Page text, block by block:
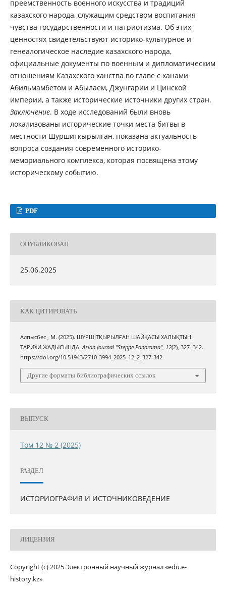
преемственность военного искусства и традиций
казахского народа, служащим средством воспитания
чувства государственности и патриотизма. Об этих
ценностях свидетельствуют историко-культурное и
генеалогическое наследие казахского народа,
официальные документы по военным и дипломатическим
отношениям Казахского ханства во главе с ханами
Абильмамбетом и Абылаем, Джунгарии и Цинской
империи, а также исторические источники других стран.
Заключение. В ходе исследований были вновь
локализованы исторические точки места битвы в
местности Шуршиткырылган, показана актуальность
вопроса создания современного историко-
мемориального комплекса, которая посвящена этому
историческому событию.
PDF
ОПУБЛИКОВАН
25.06.2025
КАК ЦИТИРОВАТЬ
Алпысбес , М. (2025). ШҮРШІТҚЫРЫЛҒАН ШАЙҚАСЫ ХАЛЫҚТЫҢ
ТАРИХИ ЖАДЫСЫНДА.Asian Journal "Steppe Panorama", 12(2), 327–342.
https://doi.org/10.51943/2710-3994_2025_12_2_327-342
Другие форматы библиографических ссылок
ВЫПУСК
Том 12 № 2 (2025)
РАЗДЕЛ
ИСТОРИОГРАФИЯ И ИСТОЧНИКОВЕДЕНИЕ
ЛИЦЕНЗИЯ
Copyright (c) 2025 Электронный научный журнал «edu.e-
history.kz»